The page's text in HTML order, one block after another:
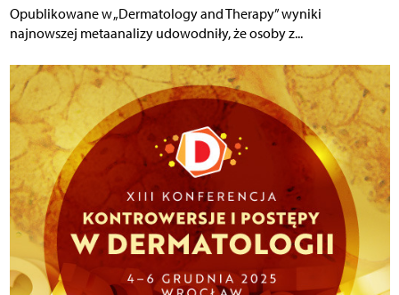
Opublikowane w „Dermatology and Therapy” wyniki
najnowszej metaanalizy udowodniły, że osoby z...